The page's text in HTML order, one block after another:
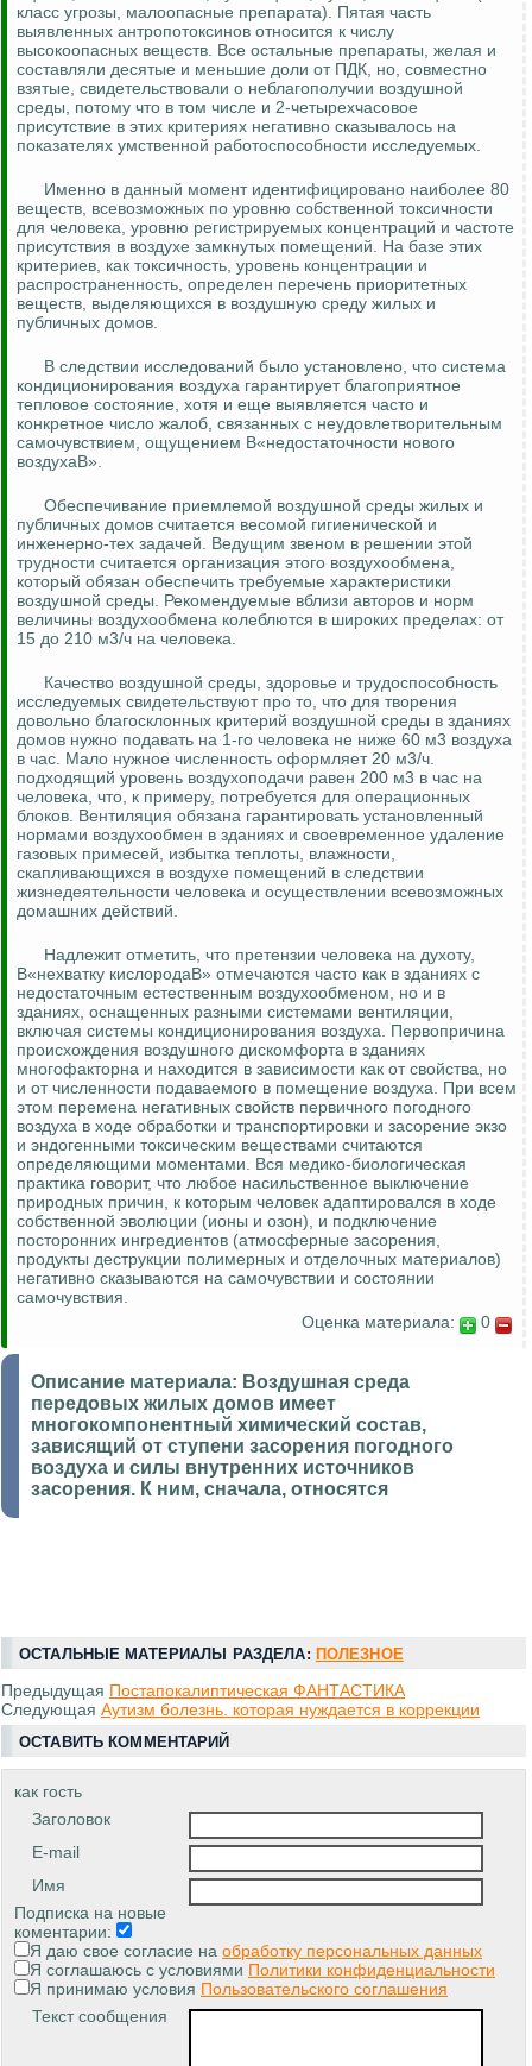
класс угрозы, малоопасные препарата). Пятая часть
выявленных антропотоксинов относится к числу
высокоопасных веществ. Все остальные препараты, желая и
составляли десятые и меньшие доли от ПДК, но, совместно
взятые, свидетельствовали о неблагополучии воздушной
среды, потому что в том числе и 2-четырехчасовое
присутствие в этих критериях негативно сказывалось на
показателях умственной работоспособности исследуемых.
Именно в данный момент идентифицировано наиболее 80
веществ, всевозможных по уровню собственной токсичности
для человека, уровню регистрируемых концентраций и частоте
присутствия в воздухе замкнутых помещений. На базе этих
критериев, как токсичность, уровень концентрации и
распространенность, определен перечень приоритетных
веществ, выделяющихся в воздушную среду жилых и
публичных домов.
В следствии исследований было установлено, что система
кондиционирования воздуха гарантирует благоприятное
тепловое состояние, хотя и еще выявляется часто и
конкретное число жалоб, связанных с неудовлетворительным
самочувствием, ощущением В«недостаточности нового
воздухаВ».
Обеспечивание приемлемой воздушной среды жилых и
публичных домов считается весомой гигиенической и
инженерно-тех задачей. Ведущим звеном в решении этой
трудности считается организация этого воздухообмена,
который обязан обеспечить требуемые характеристики
воздушной среды. Рекомендуемые вблизи авторов и норм
величины воздухообмена колеблются в широких пределах: от
15 до 210 м3/ч на человека.
Качество воздушной среды, здоровье и трудоспособность
исследуемых свидетельствуют про то, что для творения
довольно благосклонных критерий воздушной среды в зданиях
домов нужно подавать на 1-го человека не ниже 60 м3 воздуха
в час. Мало нужное численность оформляет 20 м3/ч.
подходящий уровень воздухоподачи равен 200 м3 в час на
человека, что, к примеру, потребуется для операционных
блоков. Вентиляция обязана гарантировать установленный
нормами воздухообмен в зданиях и своевременное удаление
газовых примесей, избытка теплоты, влажности,
скапливающихся в воздухе помещений в следствии
жизнедеятельности человека и осуществлении всевозможных
домашних действий.
Надлежит отметить, что претензии человека на духоту,
В«нехватку кислородаВ» отмечаются часто как в зданиях с
недостаточным естественным воздухообменом, но и в
зданиях, оснащенных разными системами вентиляции,
включая системы кондиционирования воздуха. Первопричина
происхождения воздушного дискомфорта в зданиях
многофакторна и находится в зависимости как от свойства, но
и от численности подаваемого в помещение воздуха. При всем
этом перемена негативных свойств первичного погодного
воздуха в ходе обработки и транспортировки и засорение экзо
и эндогенными токсическим веществами считаются
определяющими моментами. Вся медико-биологическая
практика говорит, что любое насильственное выключение
природных причин, к которым человек адаптировался в ходе
собственной эволюции (ионы и озон), и подключение
посторонних ингредиентов (атмосферные засорения,
продукты деструкции полимерных и отделочных материалов)
негативно сказываются на самочувствии и состоянии
самочувствия.
Оценка материала:
0
Описание материала: Воздушная среда
передовых жилых домов имеет
многокомпонентный химический состав,
зависящий от ступени засорения погодного
воздуха и силы внутренних источников
засорения. К ним, сначала, относятся
ОСТАЛЬНЫЕ МАТЕРИАЛЫ РАЗДЕЛА: ПОЛЕЗНОЕ
Предыдущая Постапокалиптическая ФАНТАСТИКА
Следующая Аутизм болезнь. которая нуждается в коррекции
ОСТАВИТЬ КОММЕНТАРИЙ
как гость
Заголовок
E-mail
Имя
Подписка на новые
коментарии:
Я даю свое согласие на обработку персональных данных
Я соглашаюсь с условиями Политики конфиденциальности
Я принимаю условия Пользовательского соглашения
Текст сообщения